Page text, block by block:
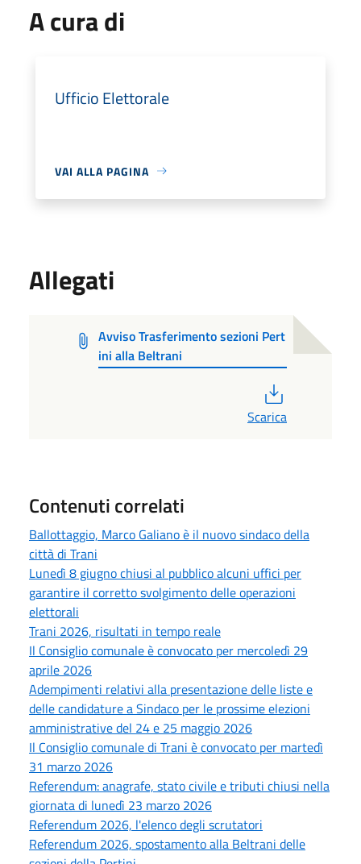
A cura di
Ufficio Elettorale
VAI ALLA PAGINA
Allegati
Avviso Trasferimento sezioni Pert
ini alla Beltrani
Scarica
Contenuti correlati
Ballottaggio, Marco Galiano è il nuovo sindaco della
città di Trani
Lunedì 8 giugno chiusi al pubblico alcuni uffici per
garantire il corretto svolgimento delle operazioni
elettorali
Trani 2026, risultati in tempo reale
Il Consiglio comunale è convocato per mercoledì 29
aprile 2026
Adempimenti relativi alla presentazione delle liste e
delle candidature a Sindaco per le prossime elezioni
amministrative del 24 e 25 maggio 2026
Il Consiglio comunale di Trani è convocato per martedì
31 marzo 2026
Referendum: anagrafe, stato civile e tributi chiusi nella
giornata di lunedì 23 marzo 2026
Referendum 2026, l'elenco degli scrutatori
Referendum 2026, spostamento alla Beltrani delle